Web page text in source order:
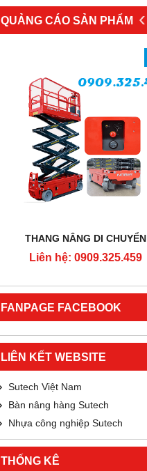
QUẢNG CÁO SẢN PHẨM
THANG NÂNG DI CHUYỂN
Liên hệ: 0909.325.459
‹
FANPAGE FACEBOOK
LIÊN KẾT WEBSITE
Sutech Việt Nam
Bàn nâng hàng Sutech
Nhựa công nghiệp Sutech
THỐNG KÊ